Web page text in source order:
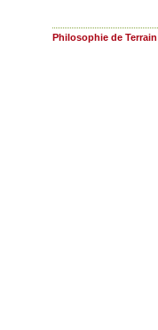
Philosophie de Terrain